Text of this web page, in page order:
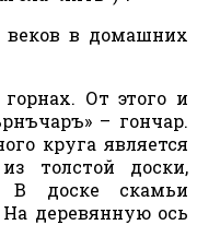
веков в домашних
От этого и
– гончар.
круга является
толстой доски,
В доске скамьи
На деревянную ось